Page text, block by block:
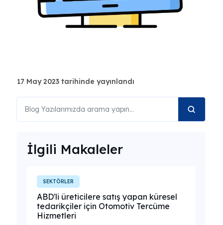
17 May 2023 tarihinde yayınlandı
İlgili Makaleler
SEKTÖRLER
ABD'li üreticilere satış yapan küresel
tedarikçiler için Otomotiv Tercüme
Hizmetleri